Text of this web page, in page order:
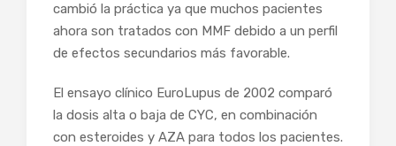
cambió la práctica ya que muchos pacientes
ahora son tratados con MMF debido a un perfil
de efectos secundarios más favorable.
El ensayo clínico EuroLupus de 2002 comparó
la dosis alta o baja de CYC, en combinación
con esteroides y AZA para todos los pacientes.